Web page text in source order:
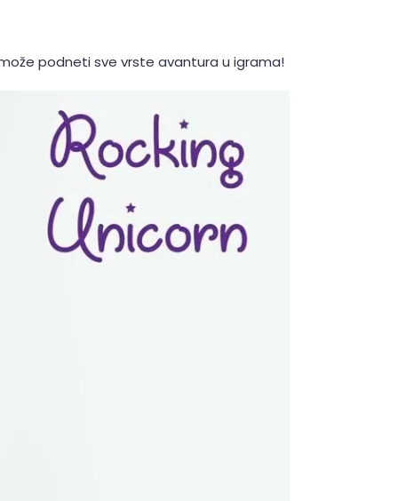
podneti sve vrste avantura u igrama!